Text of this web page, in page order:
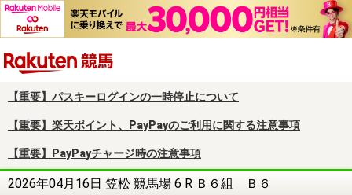
【重要】パスキーログインの一時停止について
【重要】楽天ポイント、PayPayのご利用に関する注意事項
【重要】PayPayチャージ時の注意事項
2026年04月16日 笠松 競馬場 6 R Ｂ６組 Ｂ６